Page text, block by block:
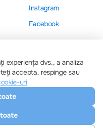
Instagram
Facebook
noastră
uri
uri
experiența dvs., a analiza
accepta, respinge sau
uri